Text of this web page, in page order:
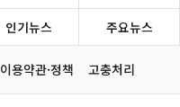
인기뉴스 주요뉴스
이용약관·정책 고충처리